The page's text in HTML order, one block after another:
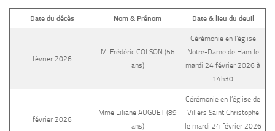
Date du décès Nom & Prénom Date & lieu du deuil
février 2026
M. Frédéric COLSON (56
ans)
Cérémonie en l’église
Notre-Dame de Ham le
mardi 24 février 2026 à
14h30
février 2026
Mme Liliane AUGUET (89
ans)
Cérémonie en l’église de
Villers Saint Christophe
le mardi 24 février 2026